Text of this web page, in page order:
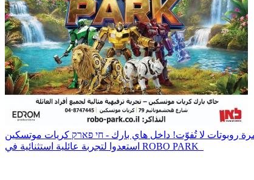
استعدوا لتجربة عائلية استثنائية في ROBO PARK